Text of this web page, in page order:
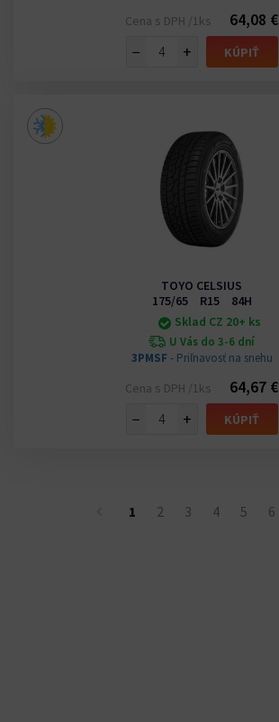
Cena s DPH /1ks
64,08 €
−
+ KÚPIŤ
TOYO CELSIUS
175/65 R15 84H
Sklad CZ 20+ ks
U Vás do 3-6 dní
3PMSF- Priľnavosť na snehu
Cena s DPH /1ks
64,67 €
−
+ KÚPIŤ
1 2 3 4 5 6